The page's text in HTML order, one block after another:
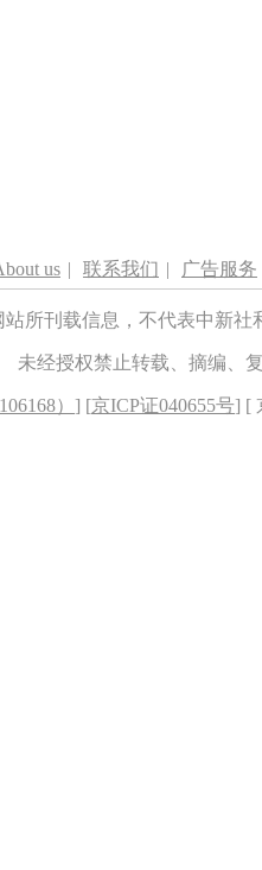
us | 联系我们 | 广告服务
站所刊载信息，不代表中新
未经授权禁止转载、摘编、
） ] [京ICP证040655号] [